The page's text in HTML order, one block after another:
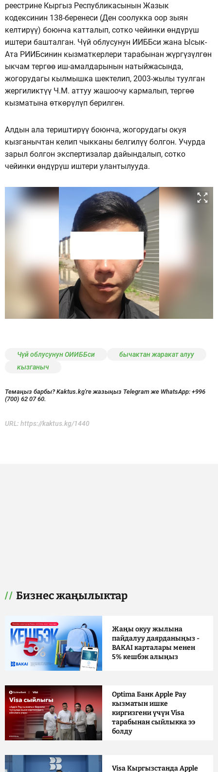
реестрине Кыргыз Республикасынын Жазык
кодексинин 138-беренеси (Ден соолукка оор зыян
келтирүү) боюнча катталып, сотко чейинки өндүрүш
иштери башталган. Чүй облусунун ИИББси жана Ысык-
Ата РИИБсинин кызматкерлери тарабынан жүргүзүлгөн
ыкчам тергөө иш-амалдарынын натыйжасында,
жогорудагы кылмышка шектелип, 2003-жылы туулган
жергиликтүү Ч.М. аттуу жашоочу кармалып, тергөө
кызматына өткөрүлүп берилген.
Алдын ала териштирүү боюнча, жогорудагы окуя
кызганычтан келип чыкканы белгилүү болгон. Учурда
зарыл болгон экспертизалар дайындалып, сотко
чейинки өндүрүш иштери улантылууда.
Чүй облусунун ОИИББси
бычактан жаракат алуу
кызганыч
Темаңыз барбы? Kaktus.kg'ге жазыңыз Telegram же WhatsApp: +996
(700) 62 07 60.
URL: https://kaktus.kg/1440
Бизнес жаңылыктар
Жаңы окуу жылына
пайдалуу даярданыңыз -
BAKAI карталары менен
5% кешбэк алыңыз
Optima Банк Apple Pay
кызматын ишке
киргизгени үчүн Visa
тарабынан сыйлыкка ээ
болду
Visa Кыргызстанда Apple